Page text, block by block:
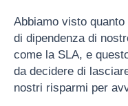
Abbiamo visto
di dipendenza di
come la SLA, e
da decidere di
nostri risparmi per